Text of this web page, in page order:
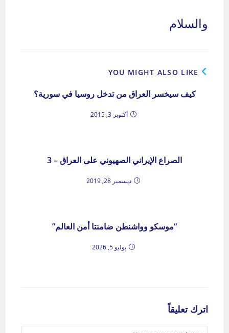
والسلام
YOU MIGHT ALSO LIKE
كيف سيخسر العراق من تدخل روسيا في سورية؟
أكتوبر 3, 2015
الصراع الإيراني الصهيوني على العراق – 3
ديسمبر 28, 2019
“موسكو وواشنطن ضامنتا أمن العالم”
يوليو 5, 2026
اترك تعليقاً